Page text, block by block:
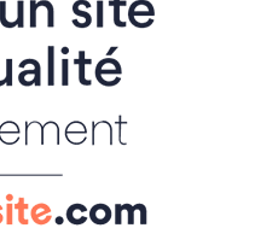
Remise du prix expo
News